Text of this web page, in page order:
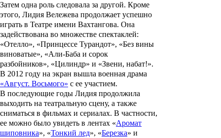
Затем одна роль следовала за другой. Кроме
этого, Лидия Вележева продолжает успешно
играть в Театре имени Вахтангова. Она
задействована во множестве спектаклей:
«Отелло», «Принцессе Турандот», «Без вины
виноватые», «Али-Баба и сорок
разбойников», «Цилиндр» и «Звени, набат!».
В 2012 году на экран вышла военная драма
«Август. Восьмого» с ее участием.
В последующие годы Лидия продолжила
выходить на театральную сцену, а также
сниматься в фильмах и сериалах. В частности,
ее можно было увидеть в лентах «Аромат
шиповника», «Тонкий лед», «Березка» и